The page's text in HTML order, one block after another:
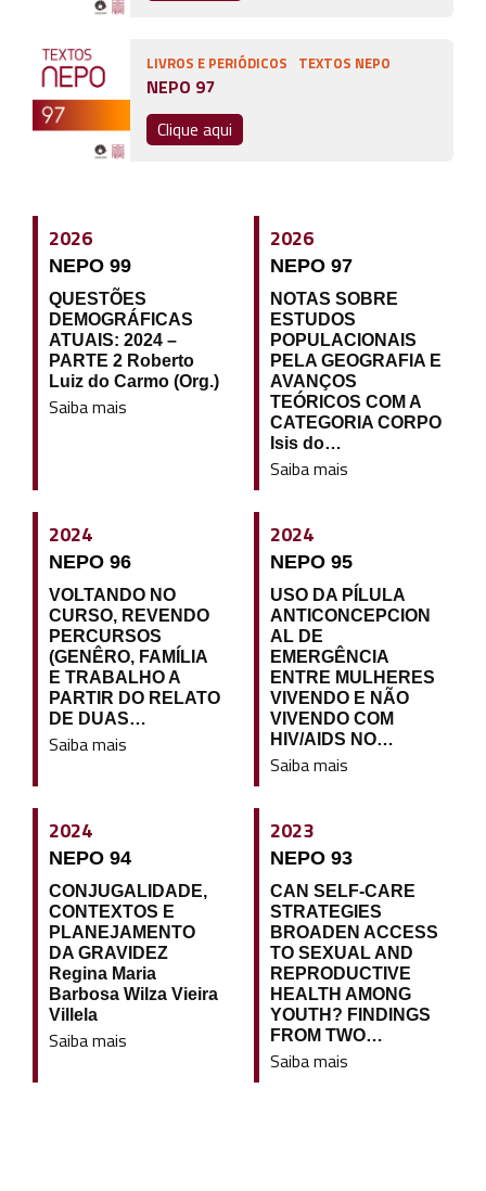
LIVROS E PERIÓDICOS TEXTOS NEPO
NEPO 97
Clique aqui
2026
NEPO 99
QUESTÕES
DEMOGRÁFICAS
ATUAIS: 2024 –
PARTE 2 Roberto
Luiz do Carmo (Org.)
Saiba mais
2026
NEPO 97
NOTAS SOBRE
ESTUDOS
POPULACIONAIS
PELA GEOGRAFIA E
AVANÇOS
TEÓRICOS COM A
CATEGORIA CORPO
Isis do…
Saiba mais
2024
NEPO 96
VOLTANDO NO
CURSO, REVENDO
PERCURSOS
(GENÊRO, FAMÍLIA
E TRABALHO A
PARTIR DO RELATO
DE DUAS…
Saiba mais
2024
NEPO 95
USO DA PÍLULA
ANTICONCEPCION
AL DE
EMERGÊNCIA
ENTRE MULHERES
VIVENDO E NÃO
VIVENDO COM
HIV/AIDS NO…
Saiba mais
2024
NEPO 94
CONJUGALIDADE,
CONTEXTOS E
PLANEJAMENTO
DA GRAVIDEZ
Regina Maria
Barbosa Wilza Vieira
Villela
Saiba mais
2023
NEPO 93
CAN SELF-CARE
STRATEGIES
BROADEN ACCESS
TO SEXUAL AND
REPRODUCTIVE
HEALTH AMONG
YOUTH? FINDINGS
FROM TWO…
Saiba mais